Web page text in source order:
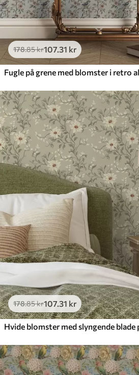
178.85kr107.31 kr
178.85kr107.31 kr